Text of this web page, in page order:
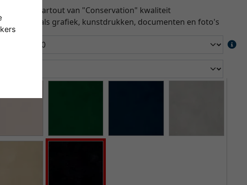
passe-partout van "Conservation" kwaliteit
zoals grafiek, kunstdrukken, documenten en foto's